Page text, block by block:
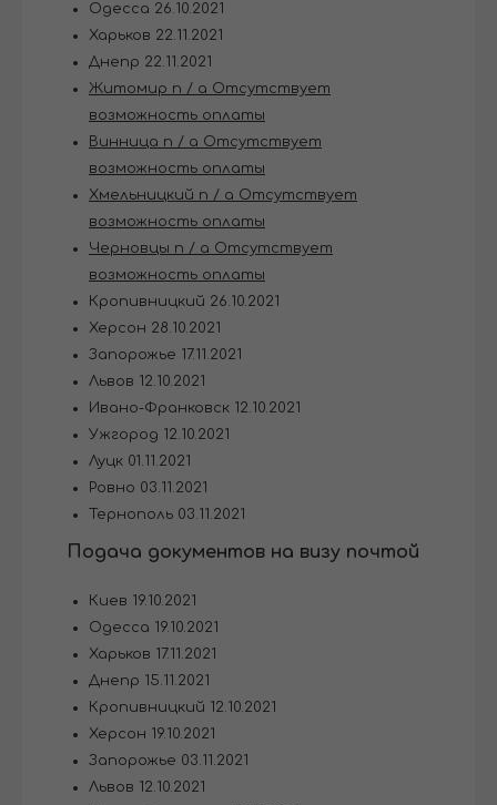
Одесса 26.10.2021
Харьков 22.11.2021
Днепр 22.11.2021
Житомир n / a Отсутствует
возможность оплаты
Винница n / a Отсутствует
возможность оплаты
Хмельницкий n / a Отсутствует
возможность оплаты
Черновцы n / a Отсутствует
возможность оплаты
Кропивницкий 26.10.2021
Херсон 28.10.2021
Запорожье 17.11.2021
Львов 12.10.2021
Ивано-Франковск 12.10.2021
Ужгород 12.10.2021
Луцк 01.11.2021
Ровно 03.11.2021
Тернополь 03.11.2021
Подача документов на визу почтой
Киев 19.10.2021
Одесса 19.10.2021
Харьков 17.11.2021
Днепр 15.11.2021
Кропивницкий 12.10.2021
Херсон 19.10.2021
Запорожье 03.11.2021
Львов 12.10.2021